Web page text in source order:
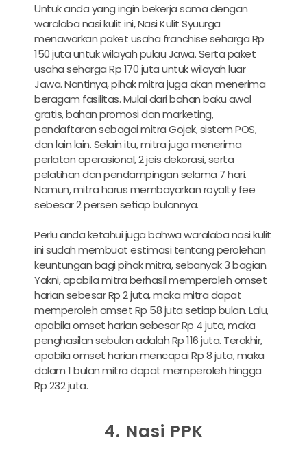
Untuk anda yang ingin bekerja sama dengan
waralaba nasi kulit ini, Nasi Kulit Syuurga
menawarkan paket usaha franchise seharga Rp
150 juta untuk wilayah pulau Jawa. Serta paket
usaha seharga Rp 170 juta untuk wilayah luar
Jawa. Nantinya, pihak mitra juga akan menerima
beragam fasilitas. Mulai dari bahan baku awal
gratis, bahan promosi dan marketing,
pendaftaran sebagai mitra Gojek, sistem POS,
dan lain lain. Selain itu, mitra juga menerima
perlatan operasional, 2 jeis dekorasi, serta
pelatihan dan pendampingan selama 7 hari.
Namun, mitra harus membayarkan royalty fee
sebesar 2 persen setiap bulannya.
Perlu anda ketahui juga bahwa waralaba nasi kulit
ini sudah membuat estimasi tentang perolehan
keuntungan bagi pihak mitra, sebanyak 3 bagian.
Yakni, apabila mitra berhasil memperoleh omset
harian sebesar Rp 2 juta, maka mitra dapat
memperoleh omset Rp 58 juta setiap bulan. Lalu,
apabila omset harian sebesar Rp 4 juta, maka
penghasilan sebulan adalah Rp 116 juta. Terakhir,
apabila omset harian mencapai Rp 8 juta, maka
dalam 1 bulan mitra dapat memperoleh hingga
Rp 232 juta.
4. Nasi PPK